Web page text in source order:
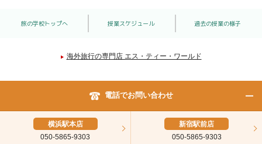
旅の学校トップへ 授業スケジュール 過去の授業の様子
海外旅行の専門店 エス・ティー・ワールド
電話でお問い合わせ
横浜駅本店
050-5865-9303
新宿駅前店
050-5865-9303